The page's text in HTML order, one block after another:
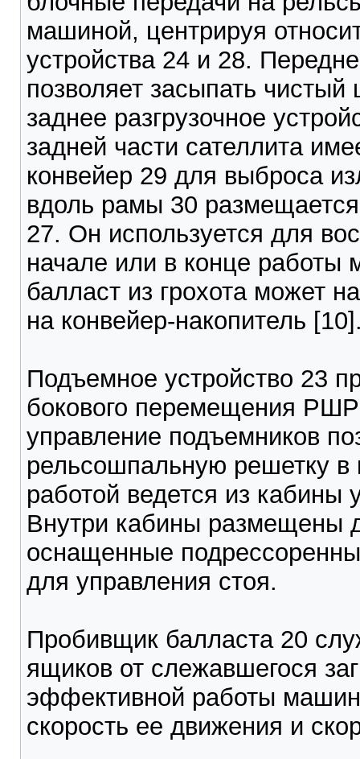
машиной, центрируя
устройства 24 и 28.
позволяет засыпать
заднее разгрузочное
задней части сателлита
конвейер 29 для выброса
вдоль рамы 30
27. Он используется для
начале или в конце
балласт из грохота может
на конвейер-накопитель
Подъемное устройство 23
бокового перемещения РШР
управление подъемников
рельсошпальную решетку в
работой ведется из кабины
Внутри кабины размещены
оснащенные
для управления стоя.
Пробивщик балласта 20
ящиков от слежавшегося
эффективной работы
скорость ее движения и